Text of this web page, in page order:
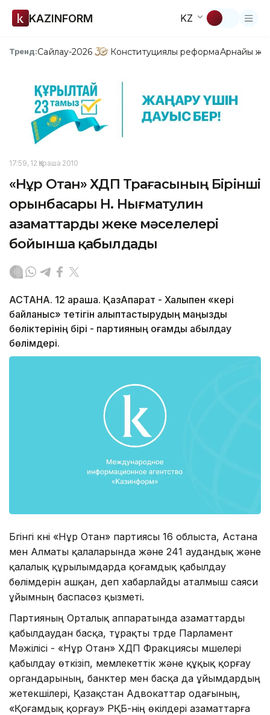
KAZINFORM KZ
Тренд:Сайлау-2026 Конституциялық реформаАрнайы
17:59, 12 Қараша 2010
«Нұр Отан» ХДП Төрағасының Бірінші
орынбасары Н. Нығматулин
азаматтарды жеке мәселелері
бойынша қабылдады
АСТАНА. 12 қараша. ҚазАқпарат - Халықпен «кері
байланыс» тетігін қалыптастырудың маңызды
бөліктерінің бірі - партияның қоғамдық қабылдау
бөлімдері.
Бүгінгі күні «Нұр Отан» партиясы 16 облыста, Астана
мен Алматы қалаларында және 241 аудандық және
қалалық құрылымдарда қоғамдық қабылдау
бөлімдерін ашқан, деп хабарлайды аталмыш саяси
ұйымның баспасөз қызметі.
Партияның Орталық аппаратында азаматтарды
қабылдаудан басқа, тұрақты түрде Парламент
Мәжілісі - «Нұр Отан» ХДП Фракциясы мүшелері
қабылдау өткізіп, мемлекеттік және құқық қорғау
органдарының, банктер мен басқа да ұйымдардың
жетекшілері, Қазақстан Адвокаттар одағының,
«Қоғамдық қорғау» РҚБ-нің өкілдері азаматтарға